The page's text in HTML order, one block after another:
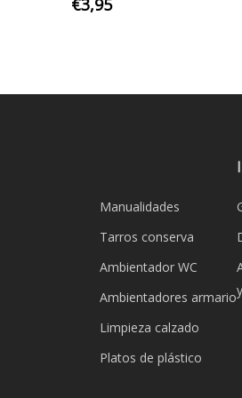
€3,95
Manualidades
Tarros conserva
Ambientador WC
Ambientadores armario
Limpieza calzado
Platos de plástico